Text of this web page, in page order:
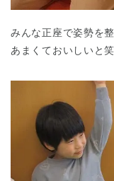
みんな正座で姿勢を
あまくておいしいと